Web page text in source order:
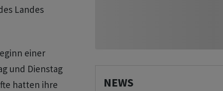
Landes
einer
und Dienstag
hatten ihre
NEWS